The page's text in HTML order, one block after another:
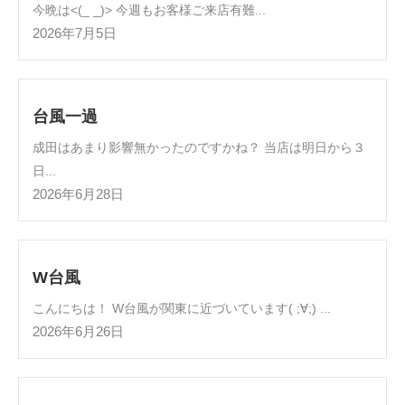
今晩は<(_ _)> 今週もお客様ご来店有難...
2026年7月5日
台風一過
成田はあまり影響無かったのですかね？ 当店は明日から３
日...
2026年6月28日
W台風
こんにちは！ W台風が関東に近づいています( ;∀;) ...
2026年6月26日